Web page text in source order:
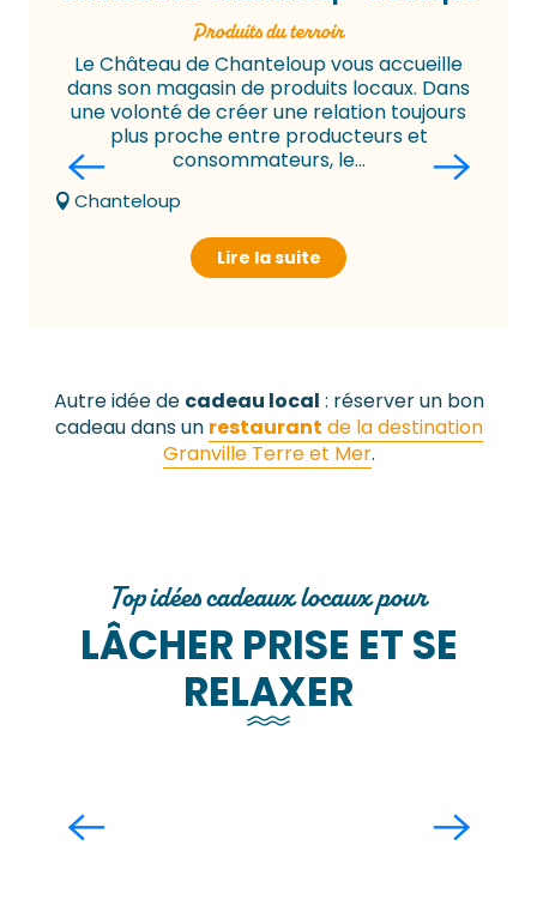
produits du terroir
Le Château de Chanteloup vous accueille
dans son magasin de produits locaux. Dans
une volonté de créer une relation toujours
plus proche entre producteurs et
consommateurs, le...
Chanteloup
Lire la suite
Autre idée de cadeau local : réserver un bon
cadeau dans un restaurant de la destination
Granville Terre et Mer.
Top idées cadeaux locaux pour
LÂCHER PRISE ET SE
RELAXER
Prévithal Thalasso & Spa Marin
Lire la suite